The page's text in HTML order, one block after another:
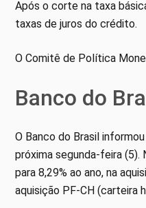
Após o corte na taxa
taxas de juros do crédito.
O Comitê de Política
Banco do
O Banco do Brasil
próxima segunda-feira (5).
para 8,29% ao ano, na
aquisição PF-CH (carteira